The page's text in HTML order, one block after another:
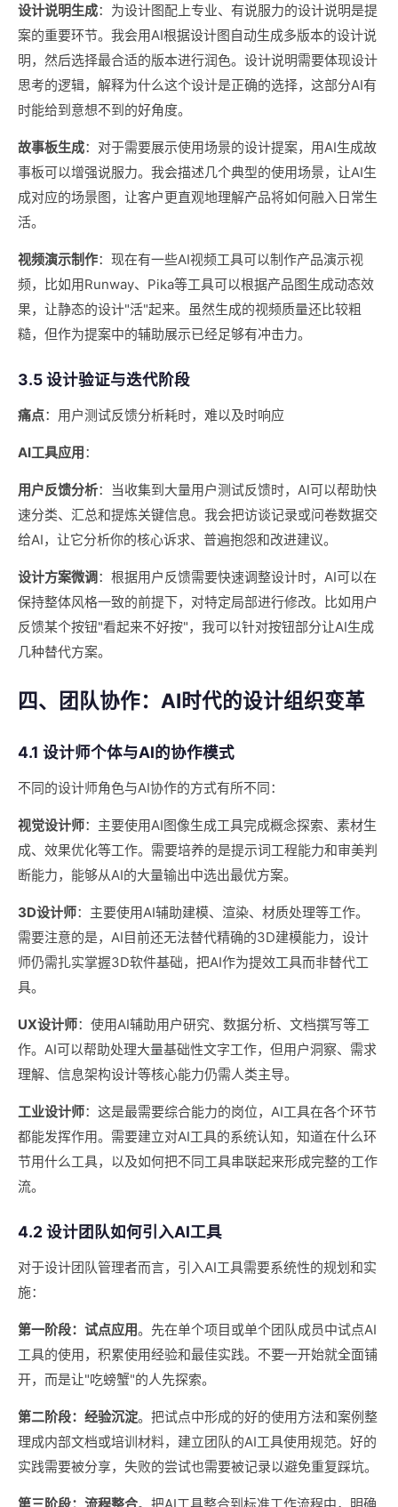
设计说明生成：为设计图配上专业、有说服力的设计说明是提
案的重要环节。我会用AI根据设计图自动生成多版本的设计说
明，然后选择最合适的版本进行润色。设计说明需要体现设计
思考的逻辑，解释为什么这个设计是正确的选择，这部分AI有
时能给到意想不到的好角度。
故事板生成：对于需要展示使用场景的设计提案，用AI生成故
事板可以增强说服力。我会描述几个典型的使用场景，让AI生
成对应的场景图，让客户更直观地理解产品将如何融入日常生
活。
视频演示制作：现在有一些AI视频工具可以制作产品演示视
频，比如用Runway、Pika等工具可以根据产品图生成动态效
果，让静态的设计"活"起来。虽然生成的视频质量还比较粗
糙，但作为提案中的辅助展示已经足够有冲击力。
3.5 设计验证与迭代阶段
痛点：用户测试反馈分析耗时，难以及时响应
AI工具应用：
用户反馈分析：当收集到大量用户测试反馈时，AI可以帮助快
速分类、汇总和提炼关键信息。我会把访谈记录或问卷数据交
给AI，让它分析你的核心诉求、普遍抱怨和改进建议。
设计方案微调：根据用户反馈需要快速调整设计时，AI可以在
保持整体风格一致的前提下，对特定局部进行修改。比如用户
反馈某个按钮"看起来不好按"，我可以针对按钮部分让AI生成
几种替代方案。
四、团队协作：AI时代的设计组织变革
4.1 设计师个体与AI的协作模式
不同的设计师角色与AI协作的方式有所不同：
视觉设计师：主要使用AI图像生成工具完成概念探索、素材生
成、效果优化等工作。需要培养的是提示词工程能力和审美判
断能力，能够从AI的大量输出中选出最优方案。
3D设计师：主要使用AI辅助建模、渲染、材质处理等工作。
需要注意的是，AI目前还无法替代精确的3D建模能力，设计
师仍需扎实掌握3D软件基础，把AI作为提效工具而非替代工
具。
UX设计师：使用AI辅助用户研究、数据分析、文档撰写等工
作。AI可以帮助处理大量基础性文字工作，但用户洞察、需求
理解、信息架构设计等核心能力仍需人类主导。
工业设计师：这是最需要综合能力的岗位，AI工具在各个环节
都能发挥作用。需要建立对AI工具的系统认知，知道在什么环
节用什么工具，以及如何把不同工具串联起来形成完整的工作
流。
4.2 设计团队如何引入AI工具
对于设计团队管理者而言，引入AI工具需要系统性的规划和实
施：
第一阶段：试点应用。先在单个项目或单个团队成员中试点AI
工具的使用，积累使用经验和最佳实践。不要一开始就全面铺
开，而是让"吃螃蟹"的人先探索。
第二阶段：经验沉淀。把试点中形成的好的使用方法和案例整
理成内部文档或培训材料，建立团队的AI工具使用规范。好的
实践需要被分享，失败的尝试也需要被记录以避免重复踩坑。
第三阶段：流程整合。把AI工具整合到标准工作流程中，明确